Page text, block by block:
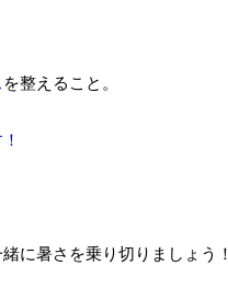
を整えること。
に暑さを乗り切りましょう！